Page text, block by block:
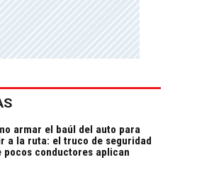
armar el baúl del auto para
a la ruta: el truco de seguridad
pocos conductores aplican